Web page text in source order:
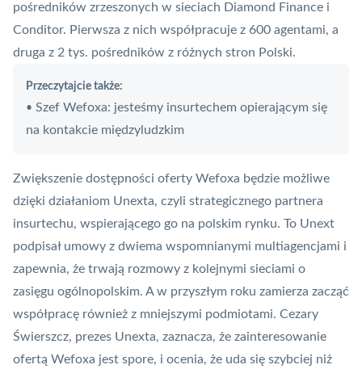
pośredników zrzeszonych w sieciach Diamond Finance i
Conditor. Pierwsza z nich współpracuje z 600 agentami, a
druga z 2 tys. pośredników z różnych stron Polski.
Przeczytajcie także:
• Szef Wefoxa: jesteśmy insurtechem opierającym się
na kontakcie międzyludzkim
Zwiększenie dostępności oferty Wefoxa będzie możliwe
dzięki działaniom Unexta, czyli strategicznego partnera
insurtechu, wspierającego go na polskim rynku. To Unext
podpisał umowy z dwiema wspomnianymi multiagencjami i
zapewnia, że trwają rozmowy z kolejnymi sieciami o
zasięgu ogólnopolskim. A w przyszłym roku zamierza zacząć
współpracę również z mniejszymi podmiotami. Cezary
Świerszcz, prezes Unexta, zaznacza, że zainteresowanie
ofertą Wefoxa jest spore, i ocenia, że uda się szybciej niż